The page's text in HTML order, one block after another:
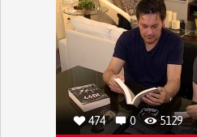
474 0 5129